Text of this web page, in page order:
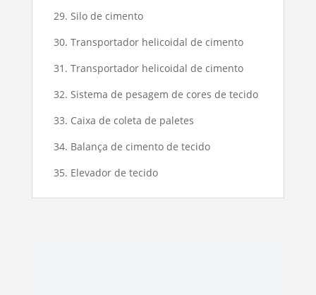
29. Silo de cimento
30. Transportador helicoidal de cimento
31. Transportador helicoidal de cimento
32. Sistema de pesagem de cores de tecido
33. Caixa de coleta de paletes
34. Balança de cimento de tecido
35. Elevador de tecido